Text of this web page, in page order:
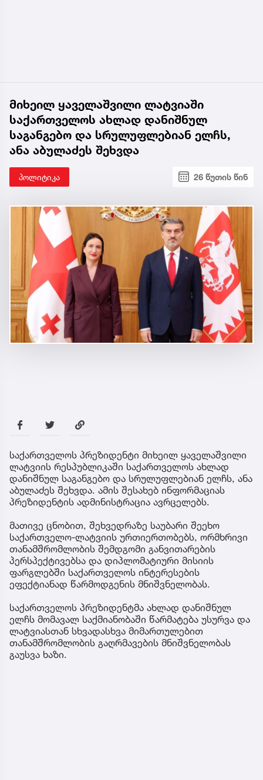
მიხეილ ყაველაშვილი ლატვიაში
საქართველოს ახლად დანიშნულ
საგანგებო და სრულუფლებიან ელჩს,
ანა აბულაძეს შეხვდა
პოლიტიკა 26 წუთის წინ
საქართველოს პრეზიდენტი მიხეილ ყაველაშვილი
ლატვიის რესპუბლიკაში საქართველოს ახლად
დანიშნულ საგანგებო და სრულუფლებიან ელჩს, ანა
აბულაძეს შეხვდა. ამის შესახებ ინფორმაციას
პრეზიდენტის ადმინისტრაცია ავრცელებს.
მათივე ცნობით, შეხვედრაზე საუბარი შეეხო
საქართველო-ლატვიის ურთიერთობებს, ორმხრივი
თანამშრომლობის შემდგომი განვითარების
პერსპექტივებსა და დიპლომატიური მისიის
ფარგლებში საქართველოს ინტერესების
ეფექტიანად წარმოდგენის მნიშვნელობას.
საქართველოს პრეზიდენტმა ახლად დანიშნულ
ელჩს მომავალ საქმიანობაში წარმატება უსურვა და
ლატვიასთან სხვადასხვა მიმართულებით
თანამშრომლობის გაღრმავების მნიშვნელობას
გაუსვა ხაზი.